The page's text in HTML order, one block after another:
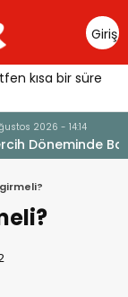
Giriş
Yap
kısa bir süre